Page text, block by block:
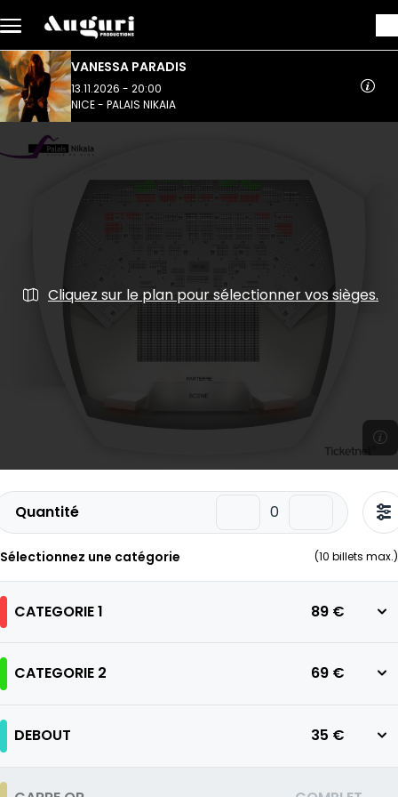
VANESSA PARADIS
13.11.2026 - 20:00
NICE - PALAIS NIKAIA
Cliquez sur le plan pour sélectionner vos sièges.
Quantité
Sélectionnez une catégorie (10 billets max.)
CATEGORIE 1 89 €
CATEGORIE 2 69 €
DEBOUT 35 €